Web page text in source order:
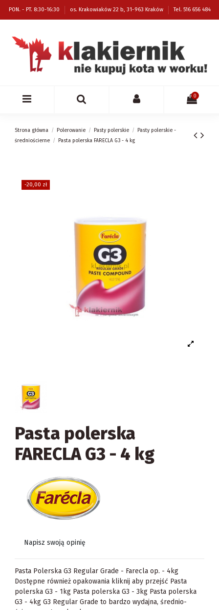
PON. - PT. 8:30-16:30 os. Krakowiaków 22 b, 31-963 Kraków Tel. 516 656 484
0
Strona główna Polerowanie Pasty polerskie
Pasty polerskie -
średniościerne
Pasta polerska FARECLA G3 - 4 kg
-20,00 zł
Pasta polerska
FARECLA G3 - 4 kg
Napisz swoją opinię
Pasta Polerska G3 Regular Grade - Farecla op. - 4kg
Dostępne również opakowania kliknij aby przejść Pasta
polerska G3 - 1kg Pasta polerska G3 - 3kg Pasta polerska
G3 - 4kg G3 Regular Grade to bardzo wydajna, średnio-